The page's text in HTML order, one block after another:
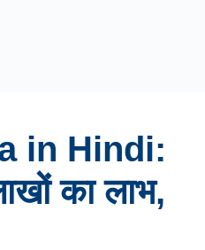
in Hindi:
का लाभ,